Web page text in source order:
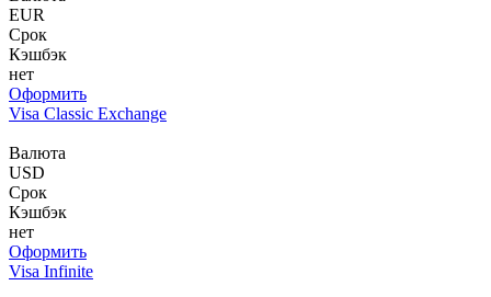
EUR
Срок
Кэшбэк
нет
Оформить
Visa Classic Exchange
Валюта
USD
Срок
Кэшбэк
нет
Оформить
Visa Infinite